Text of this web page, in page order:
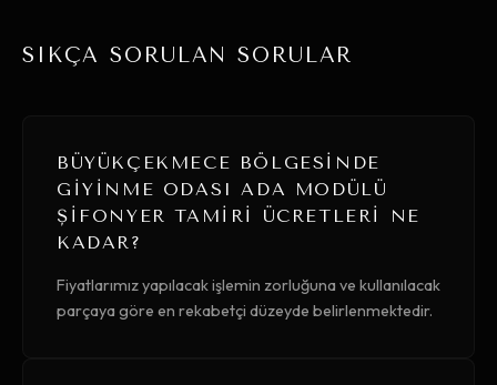
SIKÇA SORULAN SORULAR
BÜYÜKÇEKMECE BÖLGESINDE
GIYINME ODASI ADA MODÜLÜ
ŞIFONYER TAMIRI ÜCRETLERI NE
KADAR?
Fiyatlarımız yapılacak işlemin zorluğuna ve kullanılacak
parçaya göre en rekabetçi düzeyde belirlenmektedir.